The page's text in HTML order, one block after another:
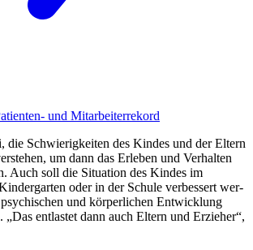
und Mitarbeiterrekord
die Schwierigkeiten des Kindes und der Eltern
um dann das Erleben und Verhalten
Auch soll die Situ­ation des Kindes im
oder in der Schule verbessert wer­
und körperlichen Entwicklung
„Das entlastet dann auch Eltern und Erzieher“,